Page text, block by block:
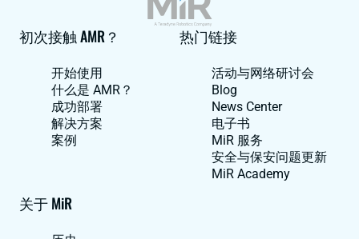
初次接触 AMR？
开始使用
什么是 AMR？
成功部署
解决方案
案例
热门链接
活动与网络研讨会
Blog
News Center
电子书
MiR 服务
安全与保安问题更新
MiR Academy
关于 MiR